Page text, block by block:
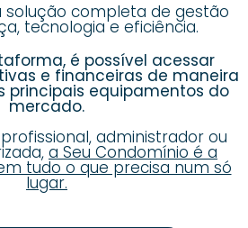
completa de gestão
tecnologia e eficiência.
é possível acessar
e financeiras de maneira
principais equipamentos do
mercado.
administrador ou
a Seu Condomínio é a
tudo o que precisa num só
lugar.